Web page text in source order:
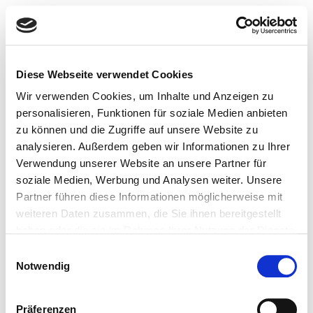
Diese Webseite verwendet Cookies
Wir verwenden Cookies, um Inhalte und Anzeigen zu
personalisieren, Funktionen für soziale Medien anbieten
zu können und die Zugriffe auf unsere Website zu
analysieren. Außerdem geben wir Informationen zu Ihrer
Verwendung unserer Website an unsere Partner für
soziale Medien, Werbung und Analysen weiter. Unsere
Partner führen diese Informationen möglicherweise mit
weiteren Daten zusammen, die Sie ihnen bereitgestellt
Notwendig
Präferenzen